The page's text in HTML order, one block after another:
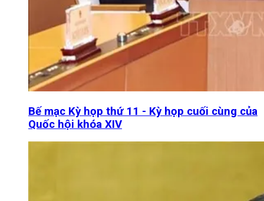
Bế mạc Kỳ họp thứ 11 - Kỳ họp cuối cùng của
Quốc hội khóa XIV